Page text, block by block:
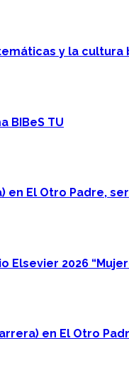
y la
BIBeS TU
en El Otro Padre,
Elsevier 2026
en El Otro